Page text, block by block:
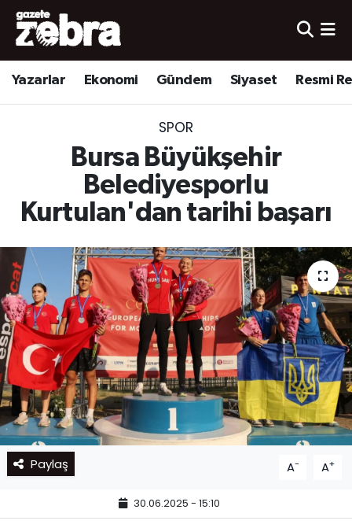
Yazarlar Ekonomi Gündem Siyaset Resmi
SPOR
Bursa Büyükşehir
Belediyesporlu
Kurtulan'dan tarihi başarı
Paylaş A- A+
30.06.2025 - 15:10
Yazarlar
Ekonomi
Spor
Nöbetçi Eczaneler
Hava Durumu
Süper Lig Puan Durumu ve Fikstür
Tüm Manşetler
Son Dakika Haberleri
Haber Arşivi